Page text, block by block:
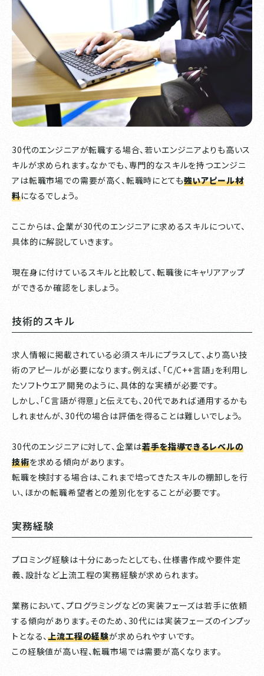
30代のエンジニアが転職する場合、若いエンジニアよりも高いス
キルが求められます。なかでも、専門的なスキルを持つエンジニ
アは転職市場での需要が高く、転職時にとても強いアピール材
料になるでしょう。
ここからは、企業が30代のエンジニアに求めるスキルについて、
具体的に解説していきます。
現在身に付けているスキルと比較して、転職後にキャリアアップ
ができるか確認をしましょう。
技術的スキル
求人情報に掲載されている必須スキルにプラスして、より高い技
術のアピールが必要になります。例えば、「C/C++言語」を利用し
たソフトウエア開発のように、具体的な実績が必要です。
しかし、「C言語が得意」と伝えても、20代であれば通用するかも
しれませんが、30代の場合は評価を得ることは難しいでしょう。
30代のエンジニアに対して、企業は若手を指導できるレベルの
技術を求める傾向があります。
転職を検討する場合は、これまで培ってきたスキルの棚卸しを行
い、ほかの転職希望者との差別化をすることが必要です。
実務経験
プロミング経験は十分にあったとしても、仕様書作成や要件定
義、設計など上流工程の実務経験が求められます。
業務において、プログラミングなどの実装フェーズは若手に依頼
する傾向があります。そのため、30代には実装フェーズのインプッ
トとなる、上流工程の経験が求められやすいです。
この経験値が高い程、転職市場では需要が高くなります。